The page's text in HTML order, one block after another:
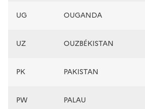
UG OUGANDA
UZ OUZBÉKISTAN
PK PAKISTAN
PW PALAU